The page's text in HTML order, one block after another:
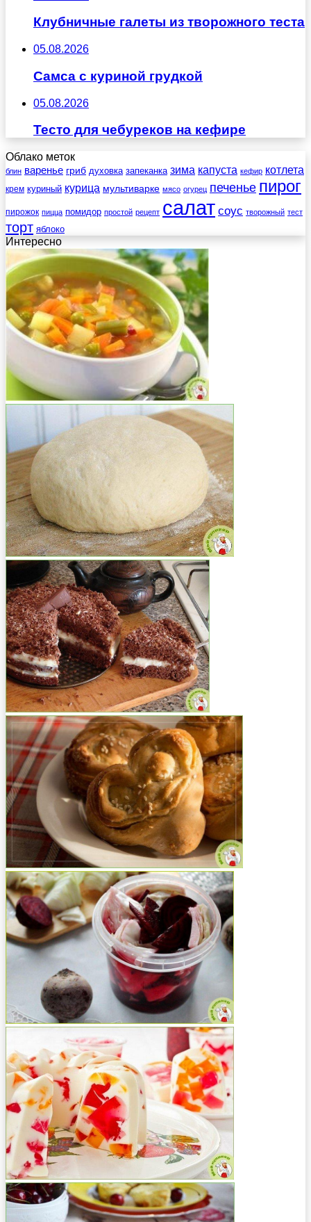
Клубничные галеты из творожного теста
05.08.2026
Самса с куриной грудкой
05.08.2026
Тесто для чебуреков на кефире
Облако меток
блин варенье гриб духовка запеканка зима капуста кефир котлета
крем куриный курица мультиварке мясо огурец печенье пирог
пирожок пицца помидор простой рецепт салат соус творожный тест
торт яблоко
Интересно